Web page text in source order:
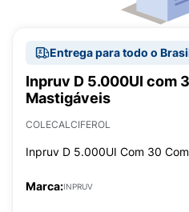
Entrega para todo o
Inpruv D 5.000UI com
Mastigáveis
COLECALCIFEROL
Inpruv D 5.000UI Com 30
Marca:INPRUV